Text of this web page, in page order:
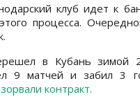
клуб идет к
процесса.
в Кубань зимой
9 матчей и забил 3
контракт.